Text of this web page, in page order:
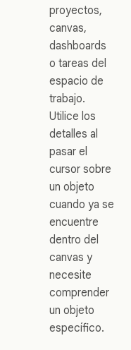
proyectos,
canvas,
dashboards
o tareas del
espacio de
trabajo.
Utilice los
detalles al
pasar el
cursor sobre
un objeto
cuando ya se
encuentre
dentro del
canvas y
necesite
comprender
un objeto
específico.